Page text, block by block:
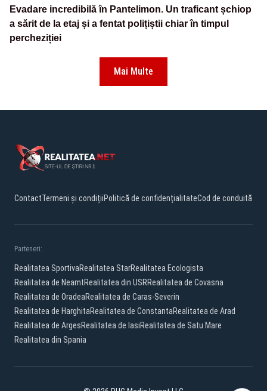
Evadare incredibilă în Pantelimon. Un traficant șchiop
a sărit de la etaj și a fentat polițiștii chiar în timpul
percheziției
Mai Multe
ContactTermeni și condițiiPolitică de confidențialitateCod de conduită
Parteneri:
Realitatea SportivaRealitatea StarRealitatea Ecologista
Realitatea de NeamtRealitatea din USRRealitatea de Covasna
Realitatea de OradeaRealitatea de Caras-Severin
Realitatea de HarghitaRealitatea de ConstantaRealitatea de Arad
Realitatea de ArgesRealitatea de IasiRealitatea de Satu Mare
Realitatea din Spania